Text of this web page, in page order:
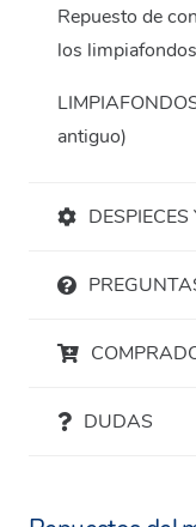
Repuesto de
los
antiguo)
DUDAS